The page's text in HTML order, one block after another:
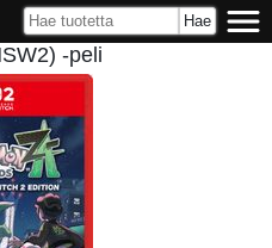
-peli